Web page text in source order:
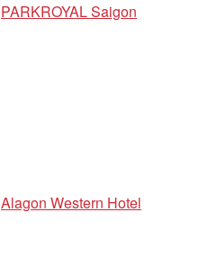
PARKROYAL Saigon
Alagon Western Hotel